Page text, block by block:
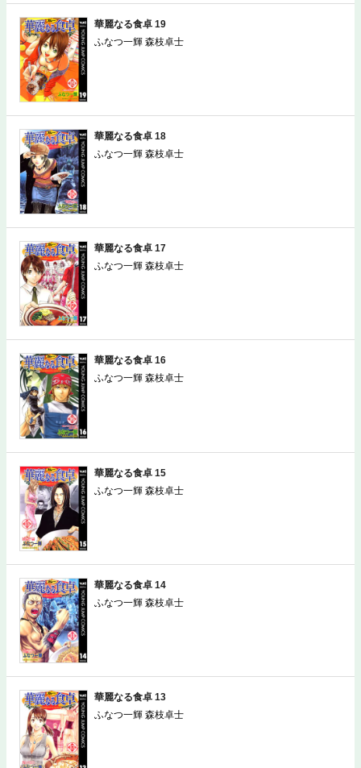
華麗なる食卓 19
ふなつ一輝 森枝卓士
華麗なる食卓 18
ふなつ一輝 森枝卓士
華麗なる食卓 17
ふなつ一輝 森枝卓士
華麗なる食卓 16
ふなつ一輝 森枝卓士
華麗なる食卓 15
ふなつ一輝 森枝卓士
華麗なる食卓 14
ふなつ一輝 森枝卓士
華麗なる食卓 13
ふなつ一輝 森枝卓士